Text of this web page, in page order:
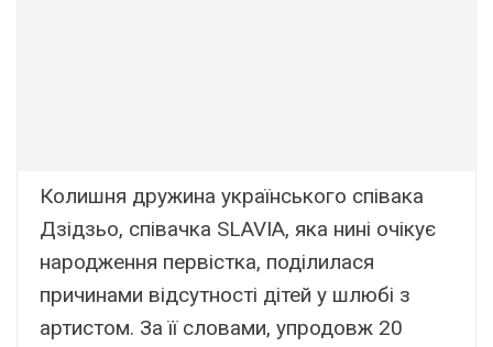
Колишня дружина українського співака
Дзідзьо, співачка SLAVIA, яка нині очікує
народження первістка, поділилася
причинами відсутності дітей у шлюбі з
артистом. За її словами, упродовж 20